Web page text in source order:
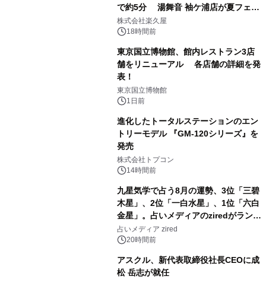
で約5分 湯舞音 袖ケ浦店が夏フェア
メニューを提供
株式会社楽久屋
18時間前
東京国立博物館、館内レストラン3店
舗をリニューアル 各店舗の詳細を発
表！
東京国立博物館
1日前
進化したトータルステーションのエン
トリーモデル 『GM-120シリーズ』を
発売
株式会社トプコン
14時間前
九星気学で占う8月の運勢、3位「三碧
木星」、2位「一白水星」、1位「六白
金星」。占いメディアのziredがランキ
ングを発表
占いメディア zired
20時間前
アスクル、新代表取締役社長CEOに成
松 岳志が就任